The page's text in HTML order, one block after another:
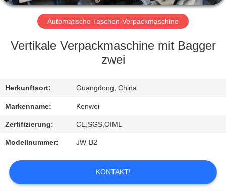
FABRIK
TOUR
QUALITÄTSKONTROLLE
KONTAKT
REFERENZEN
PRIVACY
Automatische Taschen-Verpackmaschine
Vertikale Verpackmaschine mit Bagger
zwei
Herkunftsort: Guangdong, China
Markenname: Kenwei
Zertifizierung: CE,SGS,OIML
Modellnummer: JW-B2
KONTAKT!